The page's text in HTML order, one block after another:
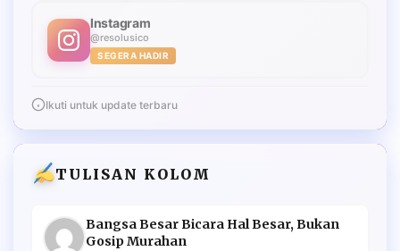
Instagram
@resolusico
SEGERA HADIR
Ikuti untuk update terbaru
TULISAN KOLOM
Bangsa Besar Bicara Hal Besar, Bukan
Gosip Murahan